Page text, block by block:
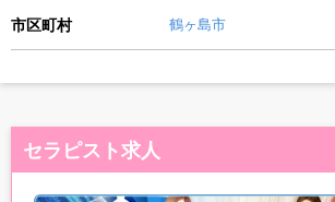
市区町村 鶴ヶ島市
セラピスト求人